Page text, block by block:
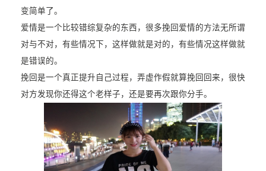
变简单了。
爱情是一个比较错综复杂的东西，很多挽回爱情的方法无所谓
对与不对，有些情况下，这样做就是对的，有些情况这样做就
是错误的。
挽回是一个真正提升自己过程，弄虚作假就算挽回回来，很快
对方发现你还得这个老样子，还是要再次跟你分手。